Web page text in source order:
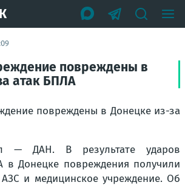
повреждены в
атак БПЛА
— ДАН. В результате ударов
в Донецке повреждения получили
АЗС и медицинское учреждение. Об